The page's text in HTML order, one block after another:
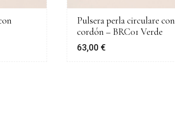
Pulsera perla circulare con
cordón – BRC01 Verde
63,00 €